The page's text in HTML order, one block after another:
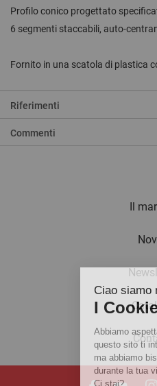
Profilo conico progettato
6 segmenti staccabili, auto-
Fornito in una scatola di plastica
Riferimenti
Commenti
Il
Ciao siamo noi…
Abbiamo aspettato di essere sicuri
questo sito ti interessi prima di
ma abbiamo bisogno di sapere se
durante la tua visita.